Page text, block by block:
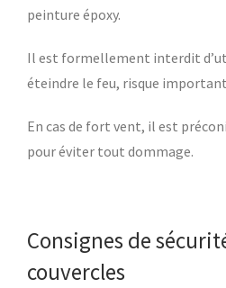
peinture époxy.
Il est formellement interdit
éteindre le feu, risque
En cas de fort vent, il est
pour éviter tout dommage.
Consignes de
couvercles